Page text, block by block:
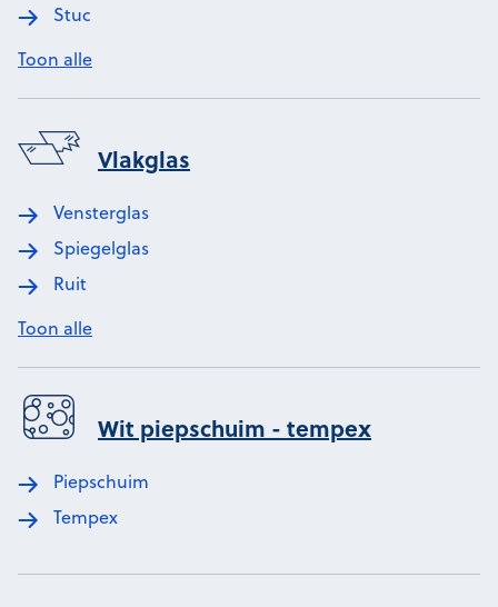
Stuc
Toon alle
Vlakglas
Vensterglas
Spiegelglas
Ruit
Toon alle
Wit piepschuim - tempex
Piepschuim
Tempex